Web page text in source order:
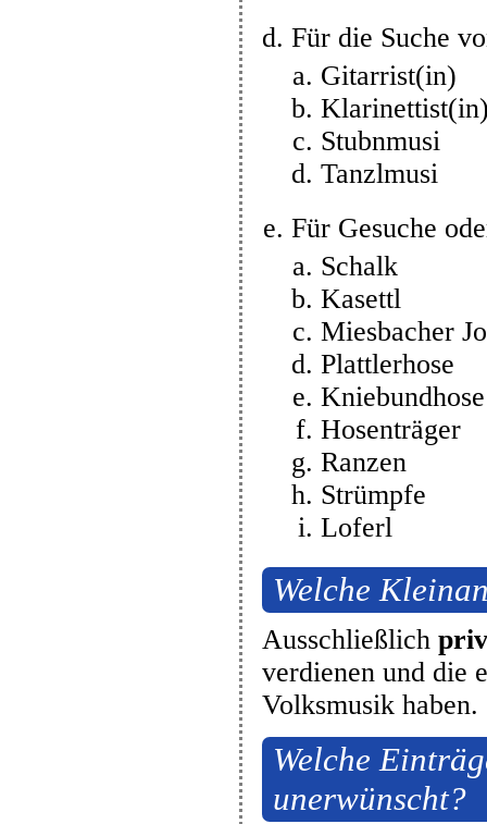
Für die Suche
Gitarrist(in)
Stubnmusi
Tanzlmusi
Für Gesuche
Schalk
Kasettl
Miesbacher
Plattlerhose
Kniebundhose
Hosenträger
Ranzen
Strümpfe
Loferl
Welche
Ausschließlich
verdienen und die
Volksmusik haben.
Welche
unerwünscht?